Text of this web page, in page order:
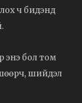
ч бидэнд
энэ бол том
шийдэл